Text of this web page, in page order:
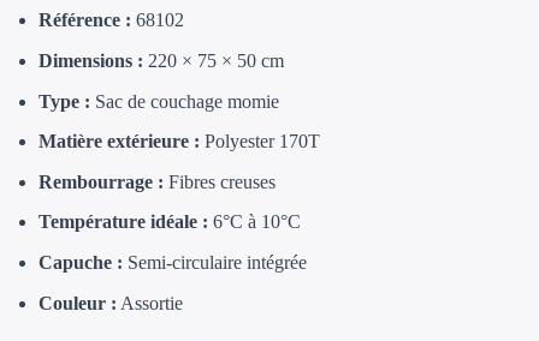
Référence : 68102
Dimensions : 220 × 75 × 50 cm
Type : Sac de couchage momie
Matière extérieure : Polyester 170T
Rembourrage : Fibres creuses
Température idéale : 6°C à 10°C
Capuche : Semi-circulaire intégrée
Couleur : Assortie